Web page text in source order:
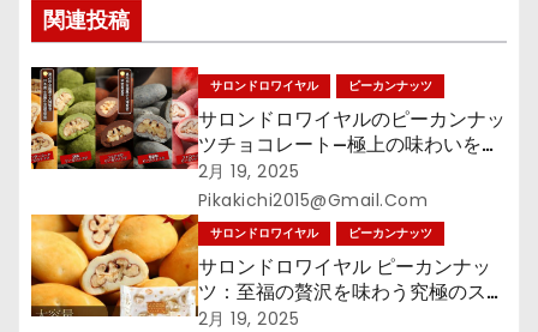
ン
関連投稿
サロンドロワイヤル ピーカンナッツ
サロンドロワイヤルのピーカンナッ
ツチョコレート—極上の味わいをあ
なたに
2月 19, 2025
Pikakichi2015@gmail.com
サロンドロワイヤル ピーカンナッツ
サロンドロワイヤル ピーカンナッ
ツ：至福の贅沢を味わう究極のスイ
ーツ
2月 19, 2025